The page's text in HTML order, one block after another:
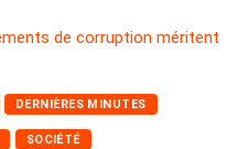
DERNIÈRES MINUTES
SOCIÉTÉ